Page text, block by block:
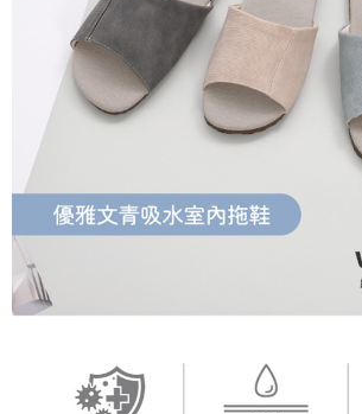
４．使用「AFTEE先享後付」時，將依據個別帳號之
時審查核予不同之上限額度；若仍有額度不足之情形
請求用戶進行身份認證。
５．嚴禁一人註冊多個帳號或使用他人資訊註冊。若
恩沛科技股份有限公司將有權停止該用戶之使用額度